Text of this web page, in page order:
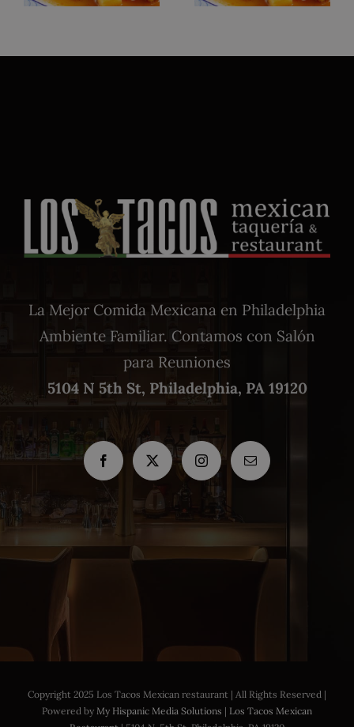
La Mejor Comida Mexicana en Philadelphia
Ambiente Familiar. Contamos con Salón
para Reuniones
5104 N 5th St, Philadelphia, PA 19120
Copyright 2025 Los Tacos Mexican restaurant | All Rights Reserved |
Powered by My Hispanic Media Solutions | Los Tacos Mexican